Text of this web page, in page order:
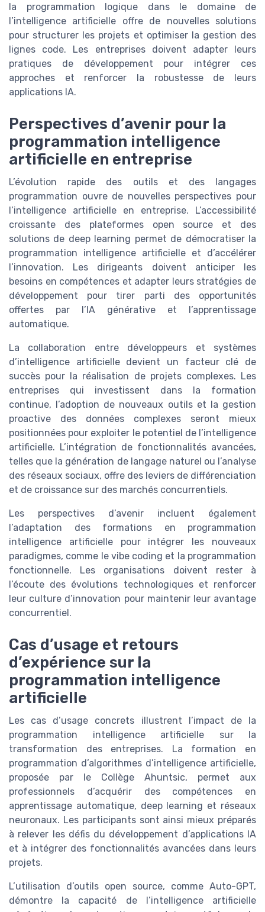
la programmation logique dans le domaine de
l’intelligence artificielle offre de nouvelles solutions
pour structurer les projets et optimiser la gestion des
lignes code. Les entreprises doivent adapter leurs
pratiques de développement pour intégrer ces
approches et renforcer la robustesse de leurs
applications IA.
Perspectives d’avenir pour la
programmation intelligence
artificielle en entreprise
L’évolution rapide des outils et des langages
programmation ouvre de nouvelles perspectives pour
l’intelligence artificielle en entreprise. L’accessibilité
croissante des plateformes open source et des
solutions de deep learning permet de démocratiser la
programmation intelligence artificielle et d’accélérer
l’innovation. Les dirigeants doivent anticiper les
besoins en compétences et adapter leurs stratégies de
développement pour tirer parti des opportunités
offertes par l’IA générative et l’apprentissage
automatique.
La collaboration entre développeurs et systèmes
d’intelligence artificielle devient un facteur clé de
succès pour la réalisation de projets complexes. Les
entreprises qui investissent dans la formation
continue, l’adoption de nouveaux outils et la gestion
proactive des données complexes seront mieux
positionnées pour exploiter le potentiel de l’intelligence
artificielle. L’intégration de fonctionnalités avancées,
telles que la génération de langage naturel ou l’analyse
des réseaux sociaux, offre des leviers de différenciation
et de croissance sur des marchés concurrentiels.
Les perspectives d’avenir incluent également
l’adaptation des formations en programmation
intelligence artificielle pour intégrer les nouveaux
paradigmes, comme le vibe coding et la programmation
fonctionnelle. Les organisations doivent rester à
l’écoute des évolutions technologiques et renforcer
leur culture d’innovation pour maintenir leur avantage
concurrentiel.
Cas d’usage et retours
d’expérience sur la
programmation intelligence
artificielle
Les cas d’usage concrets illustrent l’impact de la
programmation intelligence artificielle sur la
transformation des entreprises. La formation en
programmation d’algorithmes d’intelligence artificielle,
proposée par le Collège Ahuntsic, permet aux
professionnels d’acquérir des compétences en
apprentissage automatique, deep learning et réseaux
neuronaux. Les participants sont ainsi mieux préparés
à relever les défis du développement d’applications IA
et à intégrer des fonctionnalités avancées dans leurs
projets.
L’utilisation d’outils open source, comme Auto-GPT,
démontre la capacité de l’intelligence artificielle